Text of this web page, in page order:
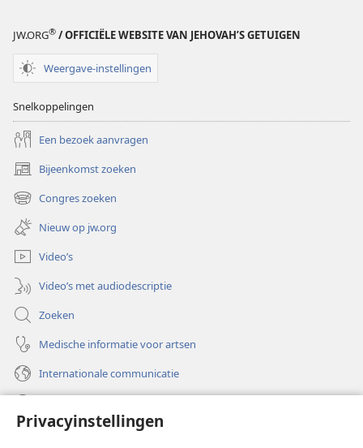
Privacyinstellingen
JW.ORG® / OFFICIËLE WEBSITE VAN JEHOVAH’S GETUIGEN
Weergave-instellingen
Snelkoppelingen
Een bezoek aanvragen
Bijeenkomst zoeken
(opent
nieuw
venster)
Congres zoeken
(opent
nieuw
venster)
Nieuw op jw.org
Video’s
Video’s met audiodescriptie
Zoeken
Medische informatie voor artsen
Internationale communicatie